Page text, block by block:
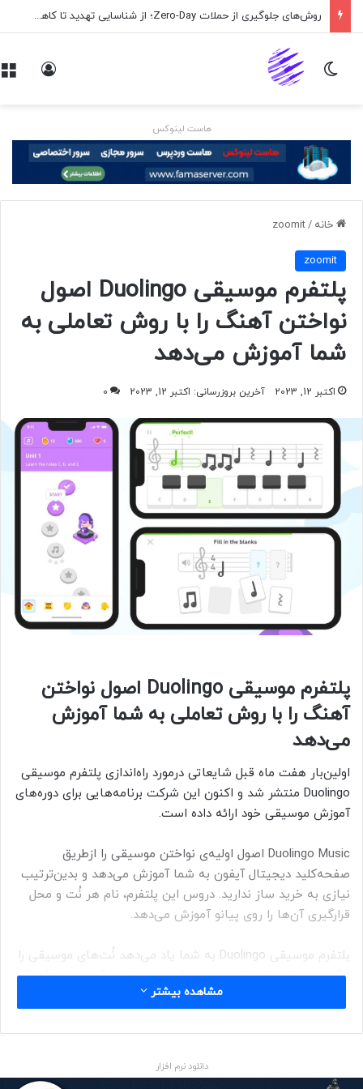
روش‌های جلوگیری از حملات Zero-Day؛ از شناسایی تهدید تا کاهش ریسک
تغییر پوسته
هاست لینوکس
خانه /
zoomit
zoomit
پلتفرم موسیقی Duolingo اصول
نواختن آهنگ را با روش تعاملی به
شما آموزش می‌دهد
اکتبر 12, 2023 آخرین بروزرسانی: اکتبر 12, 2023 0
پلتفرم موسیقی Duolingo اصول نواختن
آهنگ را با روش تعاملی به شما آموزش
می‌دهد
اولین‌بار هفت ماه قبل شایعاتی درمورد راه‌اندازی پلتفرم موسیقی
Duolingo منتشر شد و اکنون این شرکت برنامه‌هایی برای دوره‌های
آموزش موسیقی خود ارائه داده است.
Duolingo Music اصول اولیه‌ی نواختن موسیقی را ازطریق
صفحه‌کلید دیجیتال آیفون به شما آموزش می‌دهد و بدین‌ترتیب
نیازی به خرید ساز ندارید. دروس این پلتفرم، نام هر نُت و محل
قرارگیری آن‌ها را روی پیانو آموزش می‌دهد.
پلتفرم موسیقی Duolingo به شما یاد می‌دهد نُت‌های موسیقی را
چگونه بخوانید تا با شنیدن موزیک‌های مختلف آن‌ها را به آهنگ
ترجمه کنید. درنهایت همه‌چیز در یادگیری نحوه‌ی اجرای آهنگ
تقویت حس شنیداری شما کمک می‌کنند تا بتوانید با شنیدن هر
مشاهده بیشتر
دانلود نرم افزار